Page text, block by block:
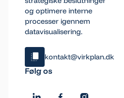
og optimere interne
processer igennem
datavisualisering.
kontakt@virkplan.dk
Klik og kopiér email
Email blev kopieret!
Følg os